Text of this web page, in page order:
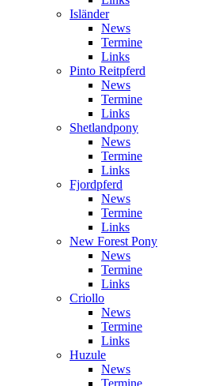
Isländer
News
Termine
Links
Pinto Reitpferd
News
Termine
Links
Shetlandpony
News
Termine
Links
Fjordpferd
News
Termine
Links
New Forest Pony
News
Termine
Links
Criollo
News
Termine
Links
Huzule
News
Termine